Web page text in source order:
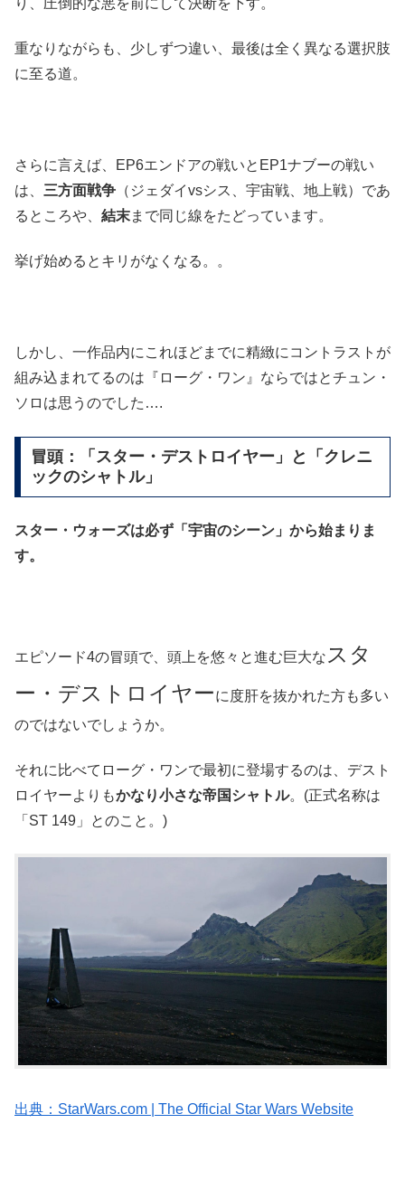
り、圧倒的な悪を前にして決断を下す。
重なりながらも、少しずつ違い、最後は全く異なる選択肢
に至る道。
さらに言えば、EP6エンドアの戦いとEP1ナブーの戦い
は、 三方面戦争 （ジェダイvsシス、宇宙戦、地上戦）であ
るところや、 結末まで同じ線をたどっています。
挙げ始めるとキリがなくなる。。
しかし、一作品内にこれほどまでに精緻にコントラストが
組み込まれてるのは『ローグ・ワン』ならではとチュン・
ソロは思うのでした….
冒頭：「スター・デストロイヤー」と「クレニ
ックのシャトル」
スター・ウォーズは必ず「宇宙のシーン」から始まりま
す。
エピソード4の冒頭で、頭上を悠々と進む巨大な スタ
ー・デストロイヤーに度肝を抜かれた方も多い
のではないでしょうか。
それに比べてローグ・ワンで最初に登場するのは、デスト
ロイヤーよりもかなり小さな帝国シャトル。(正式名称は
「ST 149」とのこと。)
出典：StarWars.com | The Official Star Wars Website